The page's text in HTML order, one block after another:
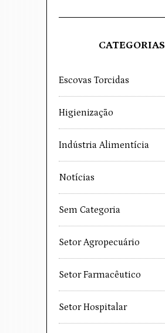
CATEGORIAS
Escovas Torcidas
Higienização
Indústria Alimentícia
Notícias
Sem Categoria
Setor Agropecuário
Setor Farmacêutico
Setor Hospitalar